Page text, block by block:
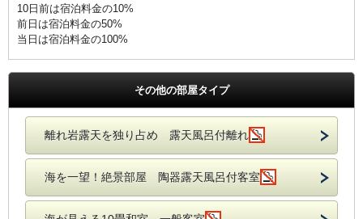
10日前は宿泊料金の10%
前日は宿泊料金の50%
当日は宿泊料金の100%
その他の部屋タイプ
離れ岩露天を独り占め 露天風呂付離れ
海を一望！絶景部屋 陶器露天風呂付客室